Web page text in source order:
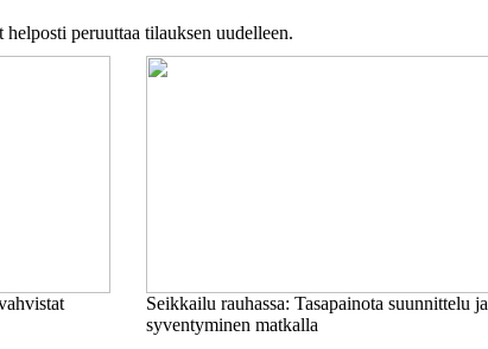
peruuttaa tilauksen uudelleen.
Seikkailu rauhassa: Tasapainota suunnittelu ja
syventyminen matkalla